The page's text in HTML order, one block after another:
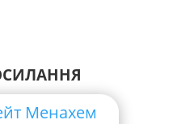
Менахем